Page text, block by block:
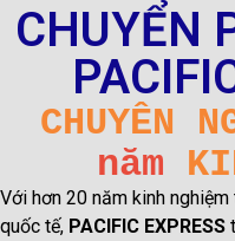
CHUYỂN
CHUYÊN
năm
Với hơn 20 năm kinh
quốc tế, PACIFIC EXPRESS